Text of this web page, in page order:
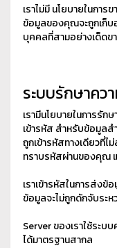
เราไม่มี นโยบายในกา
ข้อมูลของคุณจะถูกเก็บ
บุคคลที่สามอย่างเด็ดข
ระบบรักษาค
เรามีนโยบายในการรั
เข้ารหัส สำหรับข้อมูล
ถูกเข้ารหัสทางเดียวที่ไ
ทราบรหัสผ่านของคุณ
เราเข้ารหัสในการส่ง
ข้อมูลจะไม่ถูกดักจับระห
Server ของเราใช้ระ
ได้มาตรฐานสากล